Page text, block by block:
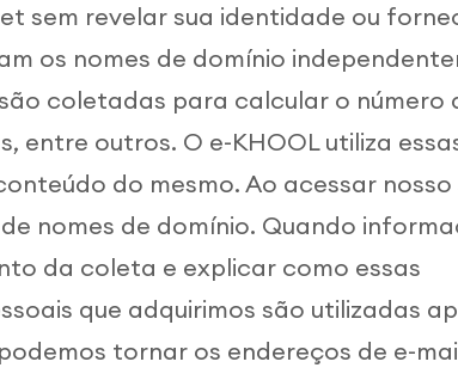
sem revelar sua identidade ou
os nomes de domínio
coletadas para calcular o número
entre outros. O e-KHOOL utiliza
do mesmo. Ao acessar nosso
nomes de domínio. Quando
da coleta e explicar como essas
que adquirimos são utilizadas
tornar os endereços de e-